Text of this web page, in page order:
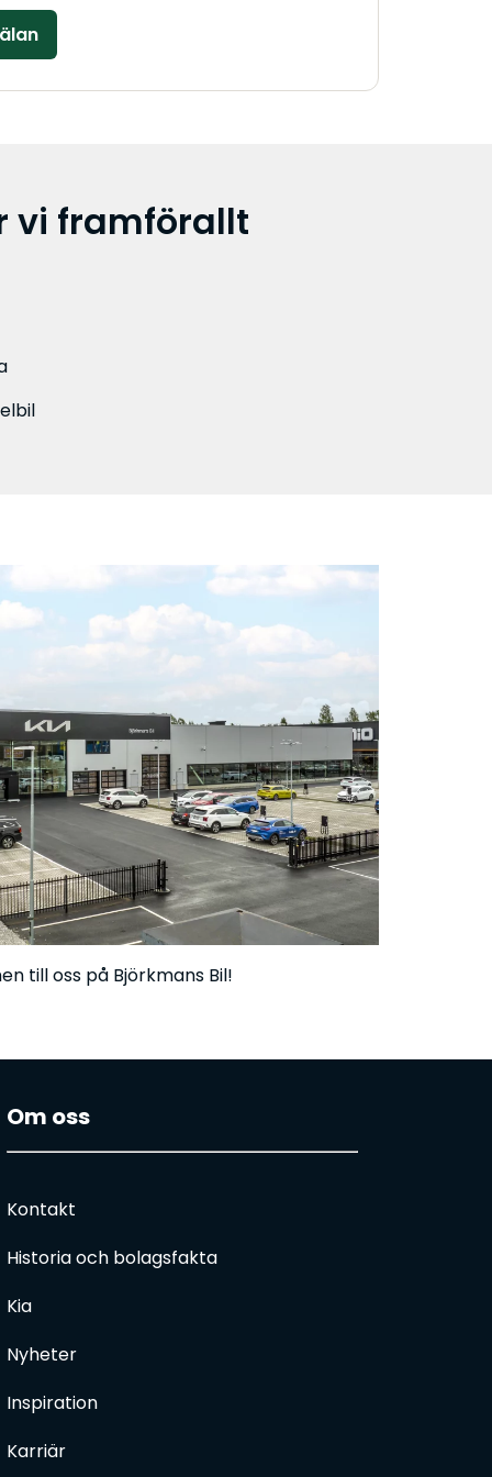
vi framförallt
till oss på Björkmans Bil!
Om oss
Kontakt
Historia och bolagsfakta
Kia
Nyheter
Inspiration
Karriär